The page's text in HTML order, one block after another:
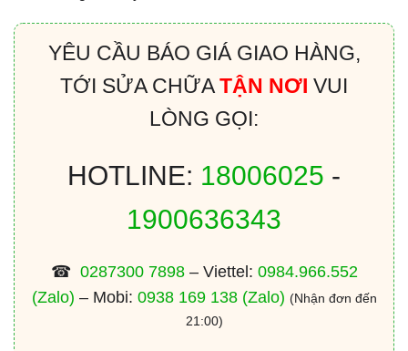
YÊU CẦU BÁO GIÁ GIAO HÀNG,
TỚI SỬA CHỮATẬN NƠI VUI
LÒNG GỌI:
HOTLINE: 18006025 -
1900636343
☎ 0287300 7898– Viettel: 0984.966.552
(Zalo) – Mobi: 0938 169 138 (Zalo) (Nhận đơn đến
21:00)